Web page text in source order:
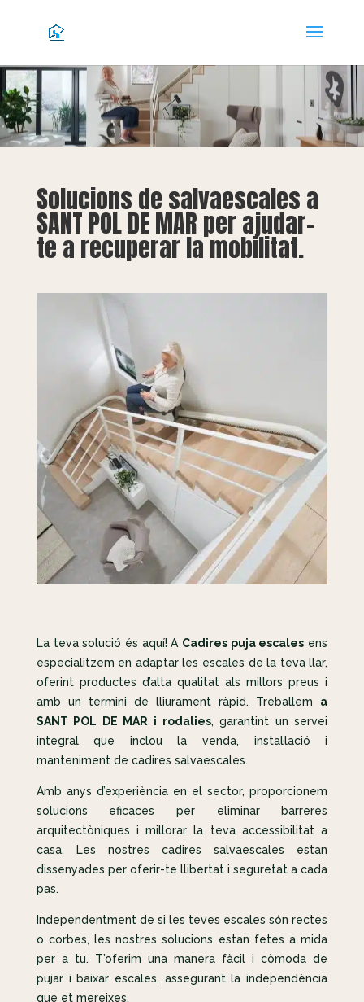
Solucions de salvaescales a
SANT POL DE MAR per ajudar-
te a recuperar la mobilitat.
La teva solució és aquí! A Cadires puja escales ens
especialitzem en adaptar les escales de la teva llar,
oferint productes d’alta qualitat als millors preus i
amb un termini de lliurament ràpid. Treballem a
SANT POL DE MAR i rodalies, garantint un servei
integral que inclou la venda, instal·lació i
manteniment de cadires salvaescales.
Amb anys d’experiència en el sector, proporcionem
solucions eficaces per eliminar barreres
arquitectòniques i millorar la teva accessibilitat a
casa. Les nostres cadires salvaescales estan
dissenyades per oferir-te llibertat i seguretat a cada
pas.
Independentment de si les teves escales són rectes
o corbes, les nostres solucions estan fetes a mida
per a tu. T’oferim una manera fàcil i còmoda de
pujar i baixar escales, assegurant la independència
que et mereixes.